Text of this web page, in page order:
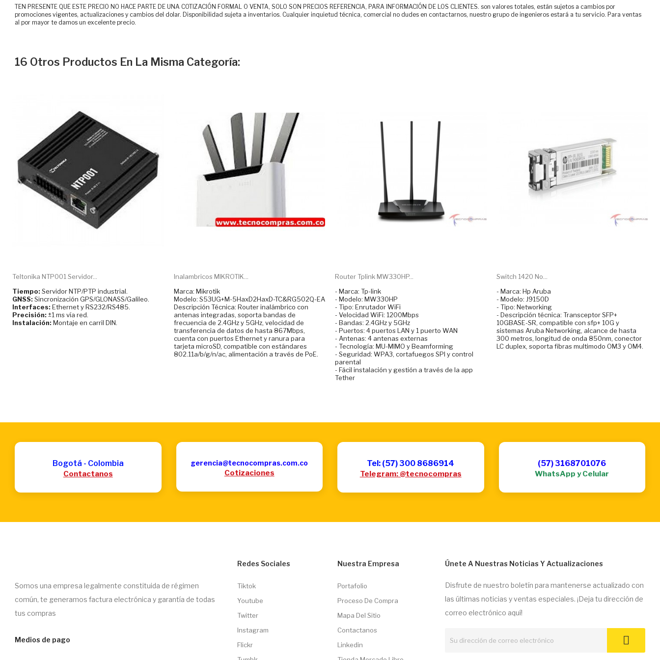
TEN PRESENTE QUE ESTE PRECIO NO HACE PARTE DE UNA COTIZACIÓN FORMAL O VENTA, SOLO SON PRECIOS REFERENCIA, PARA INFORMACIÓN DE LOS CLIENTES. son valores totales, están sujetos a cambios por
promociones vigentes, actualizaciones y cambios del dolar. Disponibilidad sujeta a inventarios. Cualquier inquietud técnica, comercial no dudes en contactarnos, nuestro grupo de ingenieros estará a tu servicio. Para ventas
al por mayor te damos un excelente precio.
16 Otros Productos En La Misma Categoría:
Teltonika NTP001 Servidor...
Tiempo: Servidor NTP/PTP industrial.
GNSS: Sincronización GPS/GLONASS/Galileo.
Interfaces: Ethernet y RS232/RS485.
Precisión: ±1 ms vía red.
Instalación: Montaje en carril DIN.
Inalambricos MIKROTIK...
Marca: Mikrotik
Modelo: S53UG+M-5HaxD2HaxD-TC&RG502Q-EA
Descripción Técnica: Router inalámbrico con
antenas integradas, soporta bandas de
frecuencia de 2.4GHz y 5GHz, velocidad de
transferencia de datos de hasta 867Mbps,
cuenta con puertos Ethernet y ranura para
tarjeta microSD, compatible con estándares
802.11a/b/g/n/ac, alimentación a través de PoE.
Router Tplink MW330HP...
- Marca: Tp-link
- Modelo: MW330HP
- Tipo: Enrutador WiFi
- Velocidad WiFi: 1200Mbps
- Bandas: 2.4GHz y 5GHz
- Puertos: 4 puertos LAN y 1 puerto WAN
- Antenas: 4 antenas externas
- Tecnología: MU-MIMO y Beamforming
- Seguridad: WPA3, cortafuegos SPI y control
parental
- Fácil instalación y gestión a través de la app
Tether
Switch 1420 No...
- Marca: Hp Aruba
- Modelo: J9150D
- Tipo: Networking
- Descripción técnica: Transceptor SFP+
10GBASE-SR, compatible con sfp+ 10G y
sistemas Aruba Networking, alcance de hasta
300 metros, longitud de onda 850nm, conector
LC duplex, soporta fibras multimodo OM3 y OM4.
Bogotá - Colombia
Contactanos
gerencia@tecnocompras.com.co
Cotizaciones
Tel: (57) 300 8686914
Telegram: @tecnocompras
(57) 3168701076
WhatsApp y Celular
Somos una empresa legalmente constituida de régimen
común, te generamos factura electrónica y garantía de todas
tus compras
Medios de pago
Redes Sociales
Tiktok
Youtube
Twitter
Instagram
Flickr
Nuestra Empresa
Portafolio
Proceso De Compra
Mapa Del Sitio
Contactanos
Linkedin
Únete A Nuestras Noticias Y Actualizaciones
Disfrute de nuestro boletín para mantenerse actualizado con
las últimas noticias y ventas especiales. ¡Deja tu dirección de
correo electrónico aquí!